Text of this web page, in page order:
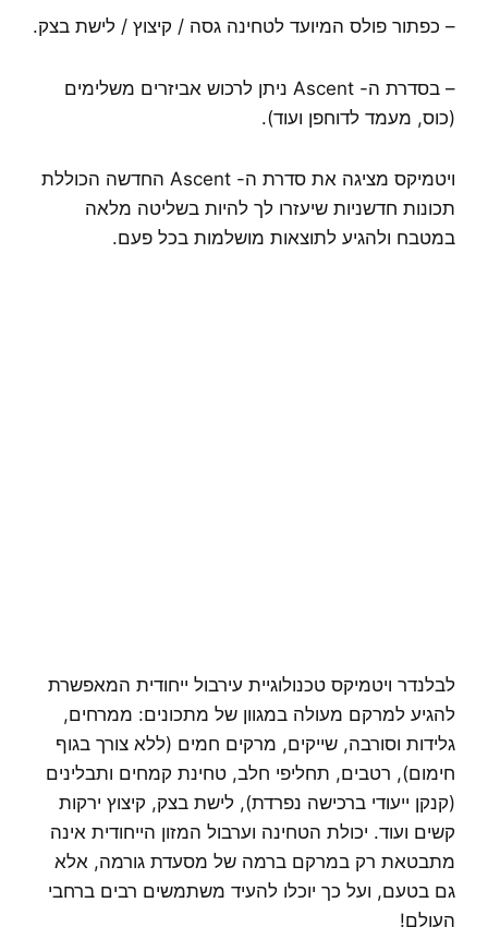
– כפתור פולס המיועד לטחינה גסה / קיצוץ / לישת בצק.
– בסדרת ה- Ascent ניתן לרכוש אביזרים משלימים
(כוס, מעמד לדוחפן ועוד).
ויטמיקס מציגה את סדרת ה- Ascent החדשה הכוללת
תכונות חדשניות שיעזרו לך להיות בשליטה מלאה
במטבח ולהגיע לתוצאות מושלמות בכל פעם.
לבלנדר ויטמיקס טכנולוגיית עירבול ייחודית המאפשרת
להגיע למרקם מעולה במגוון של מתכונים: ממרחים,
גלידות וסורבה, שייקים, מרקים חמים (ללא צורך בגוף
חימום), רטבים, תחליפי חלב, טחינת קמחים ותבלינים
(קנקן ייעודי ברכישה נפרדת), לישת בצק, קיצוץ ירקות
קשים ועוד. יכולת הטחינה וערבול המזון הייחודית אינה
מתבטאת רק במרקם ברמה של מסעדת גורמה, אלא
גם בטעם, ועל כך יוכלו להעיד משתמשים רבים ברחבי
העולם!